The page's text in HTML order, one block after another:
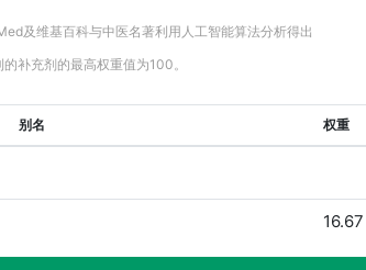
及维基百科与中医名著利用人工智能算法分析得出
补充剂的最高权重值为100。
别名 权重
16.67